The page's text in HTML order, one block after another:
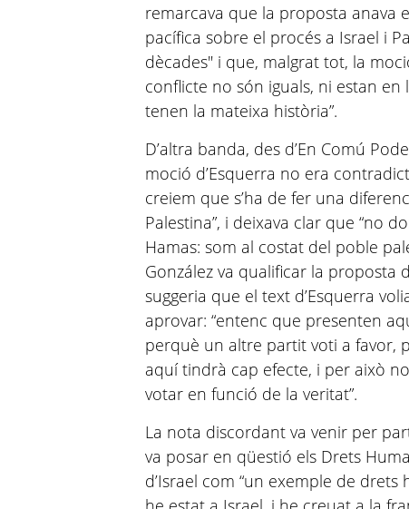
remarcava que la proposta anava
pacífica sobre el procés a Israel i
dècades" i que, malgrat tot, la
conflicte no són iguals, ni estan
tenen la mateixa història”.
D’altra banda, des d’En Comú
moció d’Esquerra no era
creiem que s’ha de fer una
Palestina”, i deixava clar que “no
Hamas: som al costat del poble
González va qualificar la proposta
suggeria que el text d’Esquerra
aprovar: “entenc que presenten
perquè un altre partit voti a favor,
aquí tindrà cap efecte, i per això
votar en funció de la veritat”.
La nota discordant va venir per
va posar en qüestió els Drets
d’Israel com “un exemple de drets